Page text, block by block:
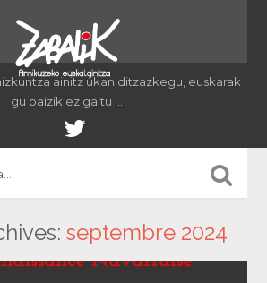
ainitz ukan ditzazkegu, euskarak
gu baizik ez gaitu …
septembre 2024